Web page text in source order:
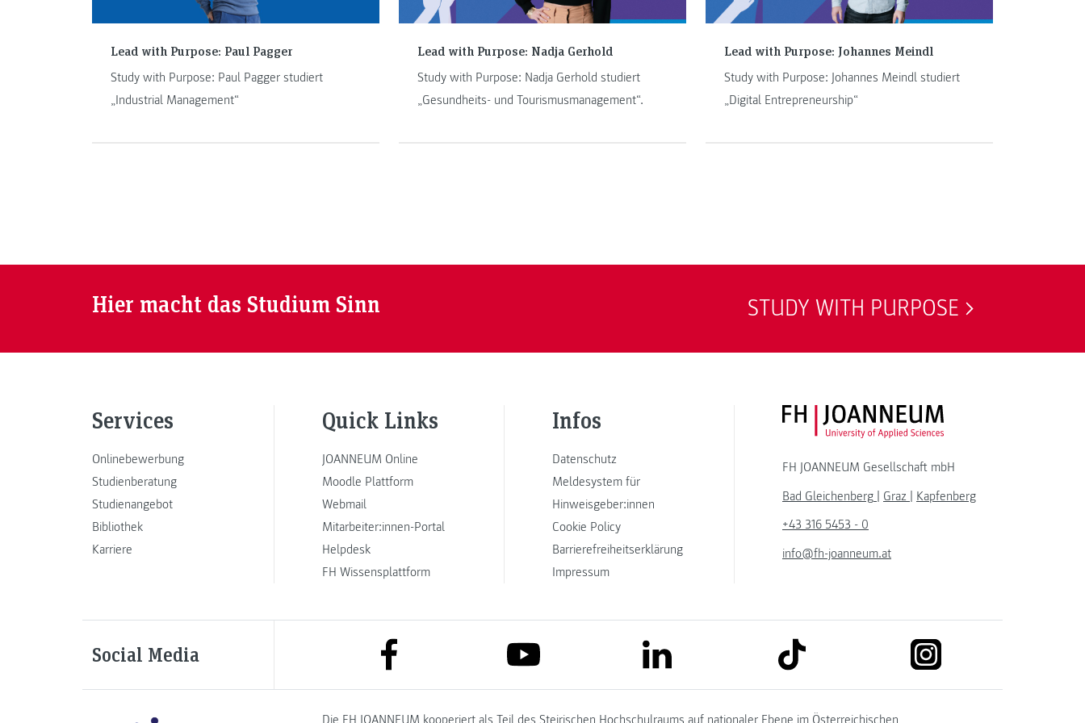
Lead with Purpose: Paul Pagger
Study with Purpose: Paul Pagger studiert
„Industrial Management“
Lead with Purpose: Nadja Gerhold
Study with Purpose: Nadja Gerhold studiert
„Gesundheits- und Tourismusmanagement“.
Lead with Purpose: Johannes Meindl
Study with Purpose: Johannes Meindl studiert
„Digital Entrepreneurship“
Hier macht das Studium Sinn STUDY WITH PURPOSE
Services
Onlinebewerbung
Studienberatung
Studienangebot
Bibliothek
Karriere
Quick Links
JOANNEUM Online
Moodle Plattform
Webmail
Mitarbeiter:innen-Portal
Helpdesk
FH Wissensplattform
Infos
Datenschutz
Meldesystem für
Hinweisgeber:innen
Cookie Policy
Barrierefreiheitserklärung
Impressum
FH JOANNEUM Logo
FH JOANNEUM Gesellschaft mbH
Bad Gleichenberg | Graz | Kapfenberg
+43 316 5453 - 0
info@fh-joanneum.at
Social Media link to facebook link to youtube link to linkedin link to tiktok
Die FH JOANNEUM kooperiert als Teil des Steirischen Hochschulraums auf nationaler Ebene im Österreichischen